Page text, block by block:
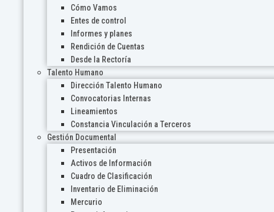
Cómo Vamos
Entes de control
Informes y planes
Rendición de Cuentas
Desde la Rectoría
Talento Humano
Dirección Talento Humano
Convocatorias Internas
Lineamientos
Constancia Vinculación a Terceros
Gestión Documental
Presentación
Activos de Información
Cuadro de Clasificación
Inventario de Eliminación
Mercurio